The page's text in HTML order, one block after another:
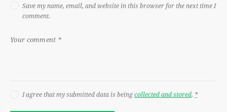
Save my name, email, and website in this browser for the next time I
comment.
I agree that my submitted data is beingcollected and stored. *